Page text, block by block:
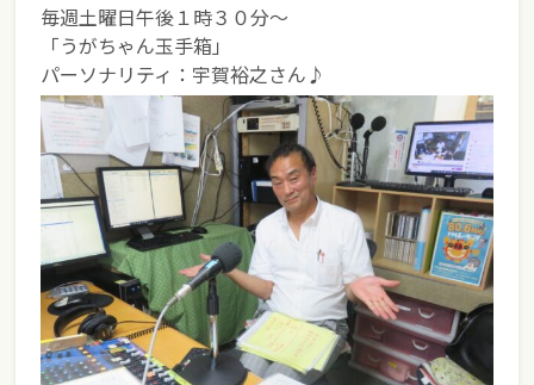
毎週土曜日午後１時３０分～
「うがちゃん玉手箱」
パーソナリティ：宇賀裕之さん♪